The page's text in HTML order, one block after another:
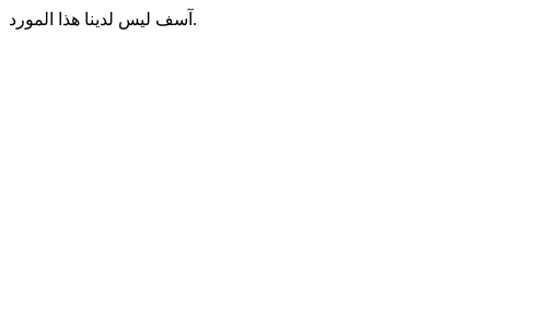
آسف ليس لدينا هذا المورد.